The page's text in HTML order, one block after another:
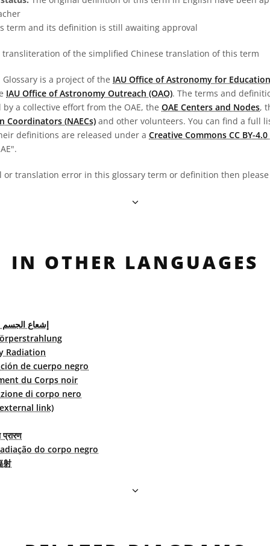
term and its definition is still awaiting approval
transliteration of the simplified Chinese translation of this term
is a project of the IAU Office of Astronomy for Education
IAU Office of Astronomy Outreach (OAO). The terms and
a collective effort from the OAE, the OAE Centers and Nodes,
Coordinators (NAECs) and other volunteers. You can find a full
definitions are released under a Creative Commons CC BY-
or translation error in this glossary term or definition then
IN OTHER LANGUAGES
إشعاع الجسم
Radiation
de cuerpo negro
du Corps noir
di corpo nero
link)
प्रारण
do corpo negro
射